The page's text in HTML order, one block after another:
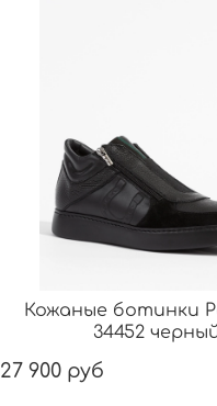
Кожаные ботинки
34452
27 900 руб